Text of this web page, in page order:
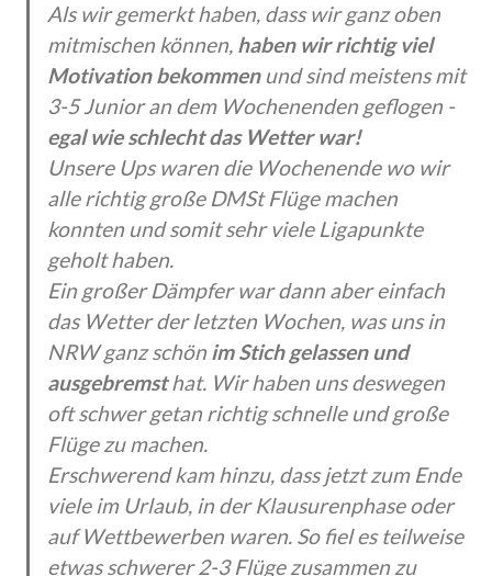
Als wir gemerkt haben, dass wir ganz oben
mitmischen können, haben wir richtig viel
Motivation bekommenund sind meistens mit
3-5 Junior an dem Wochenenden geflogen -
egal wie schlecht das Wetter war!
Unsere Ups waren die Wochenende wo wir
alle richtig große DMSt Flüge machen
konnten und somit sehr viele Ligapunkte
geholt haben.
Ein großer Dämpfer war dann aber einfach
das Wetter der letzten Wochen, was uns in
NRW ganz schön im Stich gelassen und
ausgebremsthat. Wir haben uns deswegen
oft schwer getan richtig schnelle und große
Flüge zu machen.
Erschwerend kam hinzu, dass jetzt zum Ende
viele im Urlaub, in der Klausurenphase oder
auf Wettbewerben waren. So fiel es teilweise
etwas schwerer 2-3 Flüge zusammen zu